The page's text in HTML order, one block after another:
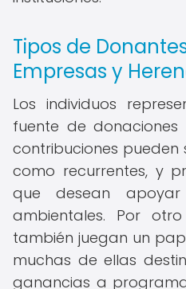
Tipos de
Empresas y
Los individuos
fuente de donaciones
contribuciones
como recurrentes, y
que desean
ambientales. Por
también juegan un
muchas de ellas
ganancias a